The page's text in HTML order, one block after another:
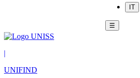
IT
☰
|
UNIFIND